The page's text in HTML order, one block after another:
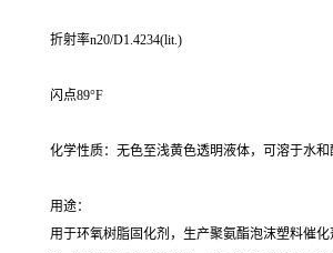
折射率n20/D1.4234(lit.)
闪点89°F
化学性质：无色至浅黄色透明液体，可溶于水和
用途：
用于环氧树脂固化剂，生产聚氨酯泡沫塑料催